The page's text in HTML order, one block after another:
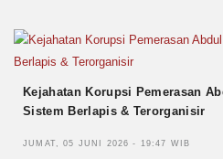
Kejahatan Korupsi Pemerasan
Sistem Berlapis & Terorganisir
JUMAT, 05 JUNI 2026 - 19:47 WIB